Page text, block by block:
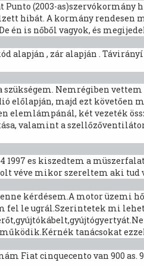
Punto (2003-
hibát. A kormány rendesen
én is nőből vagyok, és
alapján , zár alapján .
Nemrégiben
előlapján, majd ezt követően
elemlámpánál, két vezeték
valamint a
1997 es kiszedtem a
véve mikor szereltem aki tud
kérdésem.A motor üzemi
fel le ugrál.Szerintetek mi
tanácsokat
Fiat cinquecento van 900